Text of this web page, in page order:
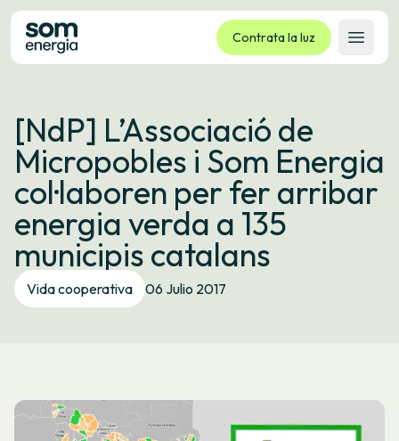
Contrata la luz
Abrir
Tarifas
Servicios
Empresas
La cooperativa
Contacto
Trámites
Oficina virtual
[NdP] L’Associació de
Micropobles i Som Energia
col·laboren per fer arribar
energia verda a 135
municipis catalans
Vida cooperativa 06 Julio 2017